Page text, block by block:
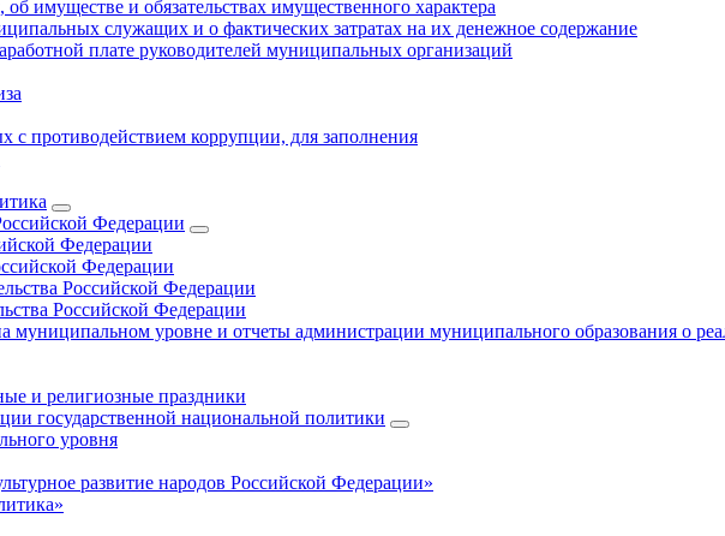
об имуществе и обязательствах имущественного характера
служащих и о фактических затратах на их денежное содержание
плате руководителей муниципальных организаций
с противодействием коррупции, для заполнения
Федерации
Федерации
Федерации
Российской Федерации
Российской Федерации
муниципальном уровне и отчеты администрации муниципального образования о
и религиозные праздники
государственной национальной политики
уровня
развитие народов Российской Федерации»